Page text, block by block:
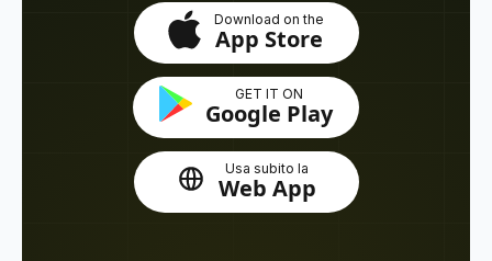
Download on the
App Store
GET IT ON
Google Play
Usa subito la
Web App